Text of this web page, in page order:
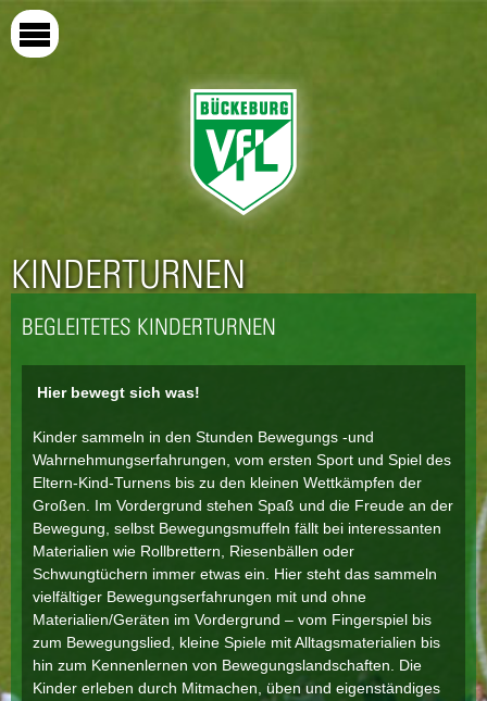
KINDERTURNEN
BEGLEITETES KINDERTURNEN
Hier bewegt sich was!
Kinder sammeln in den Stunden Bewegungs -und
Wahrnehmungserfahrungen, vom ersten Sport und Spiel des
Eltern-Kind-Turnens bis zu den kleinen Wettkämpfen der
Großen. Im Vordergrund stehen Spaß und die Freude an der
Bewegung, selbst Bewegungsmuffeln fällt bei interessanten
Materialien wie Rollbrettern, Riesenbällen oder
Schwungtüchern immer etwas ein. Hier steht das sammeln
vielfältiger Bewegungserfahrungen mit und ohne
Materialien/Geräten im Vordergrund – vom Fingerspiel bis
zum Bewegungslied, kleine Spiele mit Alltagsmaterialien bis
hin zum Kennenlernen von Bewegungslandschaften. Die
Kinder erleben durch Mitmachen, üben und eigenständiges